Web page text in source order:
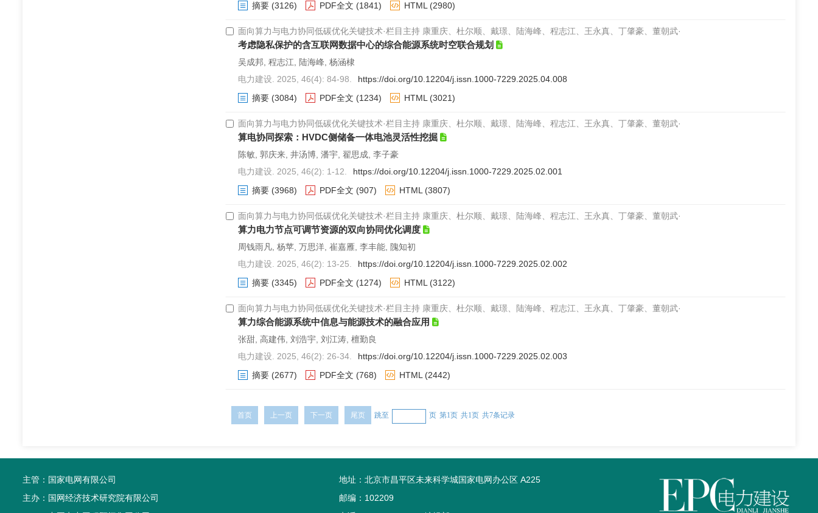
摘要 (3126) PDF全文 (1841) HTML(2980)
面向算力与电力协同低碳优化关键技术·栏目主持 康重庆、杜尔顺、戴璟、陆海峰、程志江、王永真、丁肇豪、董朝武·
考虑隐私保护的含互联网数据中心的综合能源系统时空联合规划
吴成邦, 程志江, 陆海峰, 杨涵棣
电力建设. 2025, 46(4): 84-98.
https://doi.org/10.12204/j.issn.1000-7229.2025.04.008
摘要 (3084) PDF全文 (1234) HTML(3021)
面向算力与电力协同低碳优化关键技术·栏目主持 康重庆、杜尔顺、戴璟、陆海峰、程志江、王永真、丁肇豪、董朝武·
算电协同探索：HVDC侧储备一体电池灵活性挖掘
陈敏, 郭庆来, 井汤博, 潘宇, 翟思成, 李子豪
电力建设. 2025, 46(2): 1-12.
https://doi.org/10.12204/j.issn.1000-7229.2025.02.001
摘要 (3968) PDF全文 (907) HTML(3807)
面向算力与电力协同低碳优化关键技术·栏目主持 康重庆、杜尔顺、戴璟、陆海峰、程志江、王永真、丁肇豪、董朝武·
算力电力节点可调节资源的双向协同优化调度
周钱雨凡, 杨苹, 万思洋, 崔嘉雁, 李丰能, 隗知初
电力建设. 2025, 46(2): 13-25.
https://doi.org/10.12204/j.issn.1000-7229.2025.02.002
摘要 (3345) PDF全文 (1274) HTML(3122)
面向算力与电力协同低碳优化关键技术·栏目主持 康重庆、杜尔顺、戴璟、陆海峰、程志江、王永真、丁肇豪、董朝武·
算力综合能源系统中信息与能源技术的融合应用
张甜, 高建伟, 刘浩宇, 刘江涛, 檀勤良
电力建设. 2025, 46(2): 26-34.
https://doi.org/10.12204/j.issn.1000-7229.2025.02.003
摘要 (2677) PDF全文 (768) HTML(2442)
跳至 页 第1页 共1页 共7条记录
首页 上一页 下一页 尾页
主管： 国家电网有限公司
主办： 国网经济技术研究院有限公司
地址：北京市昌平区未来科学城国家电网办公区 A225
邮编：102209